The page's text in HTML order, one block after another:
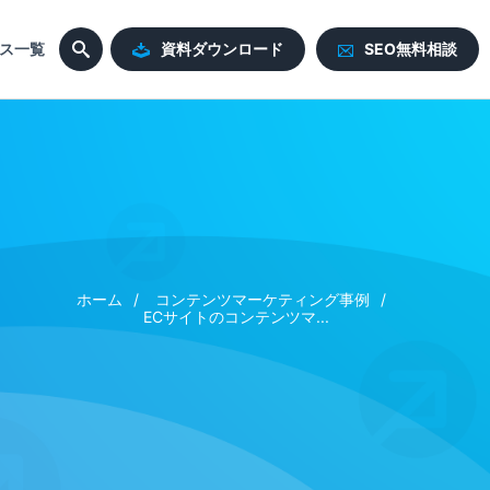
一覧 資料ダウンロード SEO無料相談
ホーム
コンテンツマーケティング事例
ECサイトのコンテンツマ...